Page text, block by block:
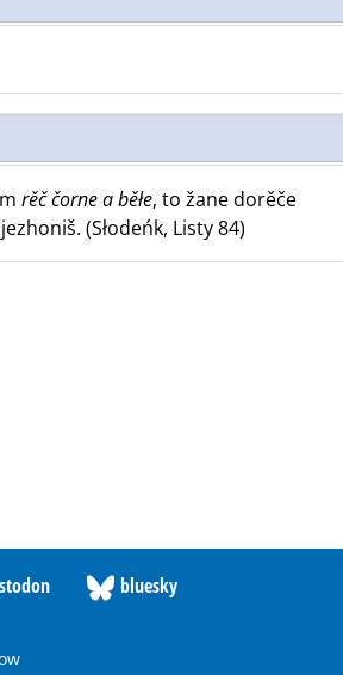
rěč čorne a běłe, to žane dorěče
(Słodeńk, Listy 84)
bluesky